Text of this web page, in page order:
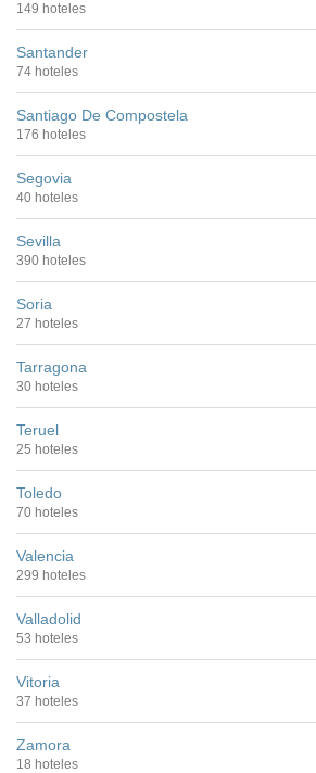
149 hoteles
Santander
74 hoteles
Santiago De Compostela
176 hoteles
Segovia
40 hoteles
Sevilla
390 hoteles
Soria
27 hoteles
Tarragona
30 hoteles
Teruel
25 hoteles
Toledo
70 hoteles
Valencia
299 hoteles
Valladolid
53 hoteles
Vitoria
37 hoteles
Zamora
18 hoteles